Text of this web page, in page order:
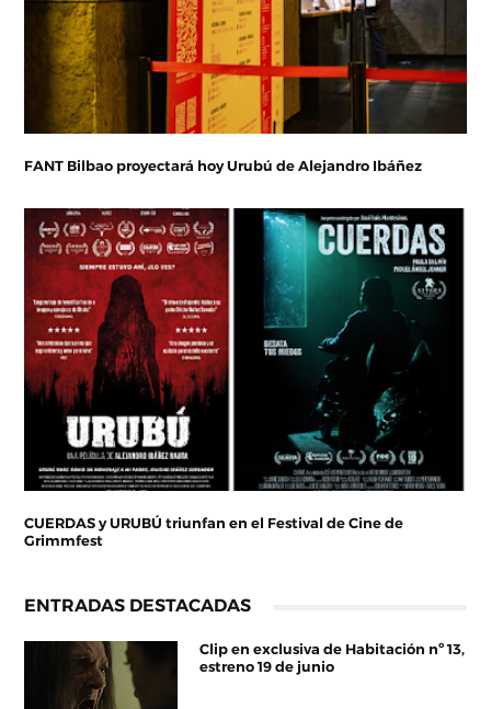
FANT Bilbao proyectará hoy Urubú de Alejandro Ibáñez
CUERDAS y URUBÚ triunfan en el Festival de Cine de
Grimmfest
ENTRADAS DESTACADAS
Clip en exclusiva de Habitación nº 13,
estreno 19 de junio